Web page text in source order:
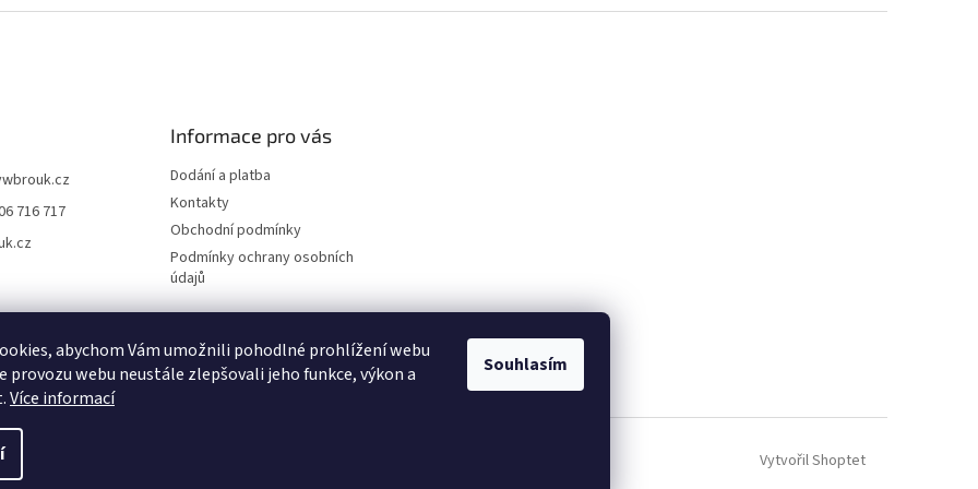
abychom Vám umožnili pohodlné prohlížení webu
provozu webu neustále zlepšovali jeho funkce, výkon a
Více informací
Souhlasím
716 717
Informace pro vás
Dodání a platba
Kontakty
Obchodní podmínky
Podmínky ochrany osobních
údajů
Vytvořil Shoptet